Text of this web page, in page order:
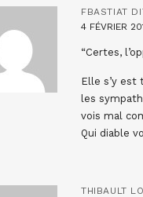
FBASTIAT
4 FÉVRIER
“Certes,
Elle s’y est
les
vois mal
Qui diable
THIBAULT